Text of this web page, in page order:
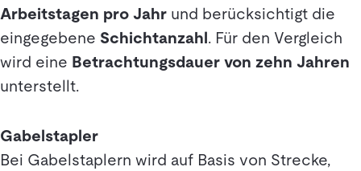
Arbeitstagen pro Jahr und berücksichtigt die
eingegebene Schichtanzahl. Für den Vergleich
wird eine Betrachtungsdauer von zehn Jahren
unterstellt.
Gabelstapler
Bei Gabelstaplern wird auf Basis von Strecke,